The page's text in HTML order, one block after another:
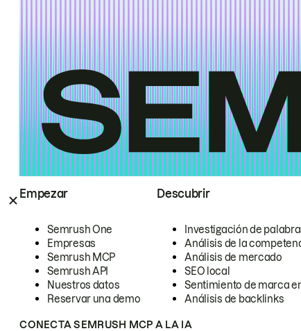
Empezar
Semrush One
Empresas
Semrush MCP
Semrush API
Nuestros datos
Reservar una demo
Descubrir
Investigación de
Análisis de la
Análisis de mercado
SEO local
Sentimiento de marca
Análisis de backlinks
CONECTA SEMRUSH MCP A LA IA